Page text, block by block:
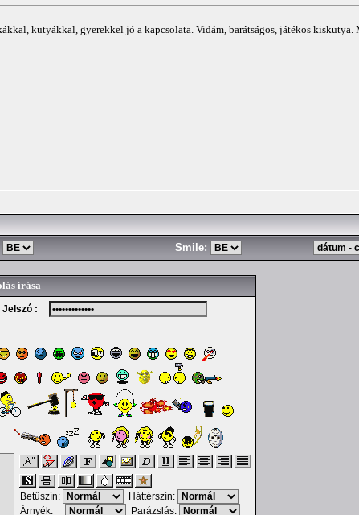
kutyákkal, gyerekkel jó a kapcsolata. Vidám, barátságos, játékos kiskutya.
Smile:
írása
Jelszó :
Betűszín:
Háttérszín:
Árnyék:
Parázslás: